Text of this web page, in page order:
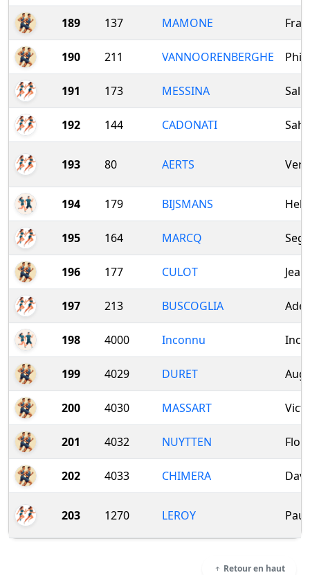
189 137 MAMONE
190 211 VANNOORENBERGHE
191 173 MESSINA Sally
192 144 CADONATI
193 80 AERTS
194 179 BIJSMANS
195 164 MARCQ
196 177 CULOT
197 213 BUSCOGLIA
198 4000 Inconnu
199 4029 DURET
200 4030 MASSART
201 4032 NUYTTEN
202 4033 CHIMERA
203 1270 LEROY
Retour en haut